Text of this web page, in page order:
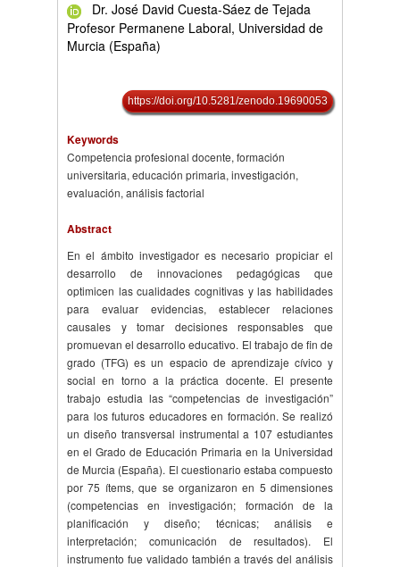
Dr. José David Cuesta-Sáez de Tejada
Profesor Permanene Laboral, Universidad de
Murcia (España)
https://doi.org/10.5281/zenodo.19690053
Keywords
Competencia profesional docente, formación
universitaria, educación primaria, investigación,
evaluación, análisis factorial
Abstract
En el ámbito investigador es necesario propiciar el
desarrollo de innovaciones pedagógicas que
optimicen las cualidades cognitivas y las habilidades
para evaluar evidencias, establecer relaciones
causales y tomar decisiones responsables que
promuevan el desarrollo educativo. El trabajo de fin de
grado (TFG) es un espacio de aprendizaje cívico y
social en torno a la práctica docente. El presente
trabajo estudia las “competencias de investigación”
para los futuros educadores en formación. Se realizó
un diseño transversal instrumental a 107 estudiantes
en el Grado de Educación Primaria en la Universidad
de Murcia (España). El cuestionario estaba compuesto
por 75 ítems, que se organizaron en 5 dimensiones
(competencias en investigación; formación de la
planificación y diseño; técnicas; análisis e
interpretación; comunicación de resultados). El
instrumento fue validado también a través del análisis